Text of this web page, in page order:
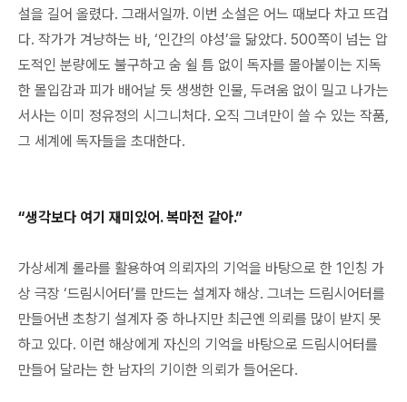
설을 길어 올렸다. 그래서일까. 이번 소설은 어느 때보다 차고 뜨겁
다. 작가가 겨냥하는 바, ‘인간의 야성’을 닮았다. 500쪽이 넘는 압
도적인 분량에도 불구하고 숨 쉴 틈 없이 독자를 몰아붙이는 지독
한 몰입감과 피가 배어날 듯 생생한 인물, 두려움 없이 밀고 나가는
서사는 이미 정유정의 시그니처다. 오직 그녀만이 쓸 수 있는 작품,
그 세계에 독자들을 초대한다.
“생각보다 여기 재미있어. 복마전 같아.”
가상세계 롤라를 활용하여 의뢰자의 기억을 바탕으로 한 1인칭 가
상 극장 ‘드림시어터’를 만드는 설계자 해상. 그녀는 드림시어터를
만들어낸 초창기 설계자 중 하나지만 최근엔 의뢰를 많이 받지 못
하고 있다. 이런 해상에게 자신의 기억을 바탕으로 드림시어터를
만들어 달라는 한 남자의 기이한 의뢰가 들어온다.